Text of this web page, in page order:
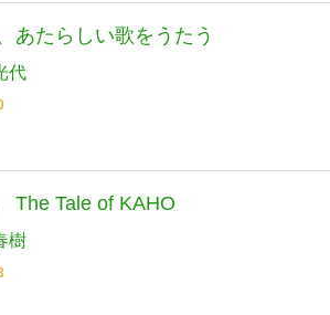
あたらしい歌をうたう
代
Tale of KAHO
樹